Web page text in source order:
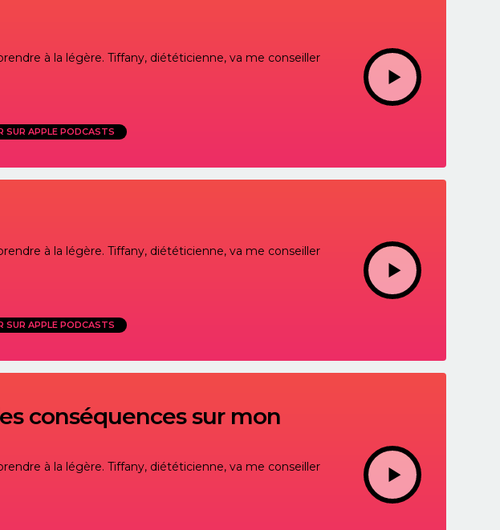
à la légère. Tiffany, diététicienne, va me conseiller
SUR APPLE PODCASTS
à la légère. Tiffany, diététicienne, va me conseiller
SUR APPLE PODCASTS
conséquences sur mon
à la légère. Tiffany, diététicienne, va me conseiller